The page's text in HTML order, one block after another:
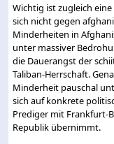
Wichtig ist zugleich
sich nicht gegen
Minderheiten in
unter massiver
die Dauerangst der
Taliban-Herrschaft.
Minderheit pauschal
sich auf konkrete
Prediger mit Frankfurt-
Republik übernimmt.